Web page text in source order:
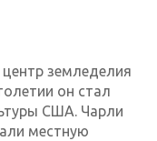
земледелия
он стал
США. Чарли
местную